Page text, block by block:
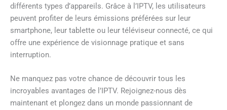
différents types d’appareils. Grâce à l’IPTV, les utilisateurs
peuvent profiter de leurs émissions préférées sur leur
smartphone, leur tablette ou leur téléviseur connecté, ce qui
offre une expérience de visionnage pratique et sans
interruption.
Ne manquez pas votre chance de découvrir tous les
incroyables avantages de l’IPTV. Rejoignez-nous dès
maintenant et plongez dans un monde passionnant de